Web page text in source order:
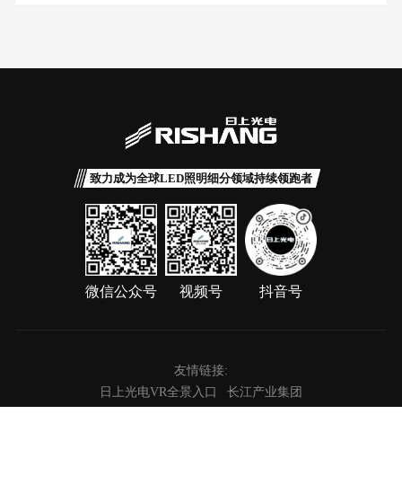
致力成为全球LED照明细分领域持续领跑者
微信公众号 视频号 抖音号
友情链接:
日上光电VR全景入口
长江产业集团